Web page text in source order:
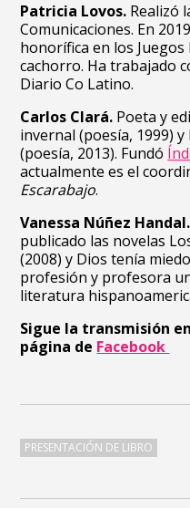
Patricia Lovos. Realizó
Comunicaciones. En
honorífica en los
cachorro. Ha trabajado
Diario Co Latino.
Carlos Clará. Poeta y
invernal (poesía, 1999)
(poesía, 2013). Fundó
actualmente es el
Escarabajo.
Vanessa Núñez Handal.
publicado las novelas
(2008) y Dios tenía
profesión y profesora
literatura
Sigue la transmisión
página de Facebook
PRESENTACIÓN DE LIBRO